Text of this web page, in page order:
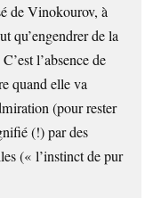
de Vinokourov, à
qu’engendrer de la
l’absence de
quand elle va
(pour rester
(!) par des
(« l’instinct de pur